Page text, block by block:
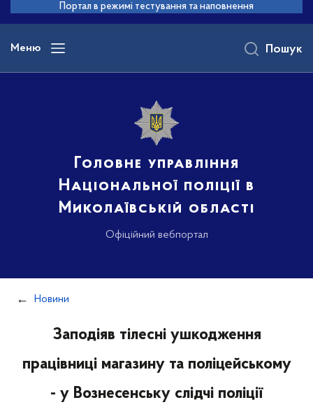
основного
вмісту
Портал в режимі тестування та наповнення
Меню
Головне управління
Національної поліції в
Миколаївській області
Офіційний вебпортал
Пошук
Новини
Заподіяв тілесні ушкодження
працівниці магазину та поліцейському
- у Вознесенську слідчі поліції